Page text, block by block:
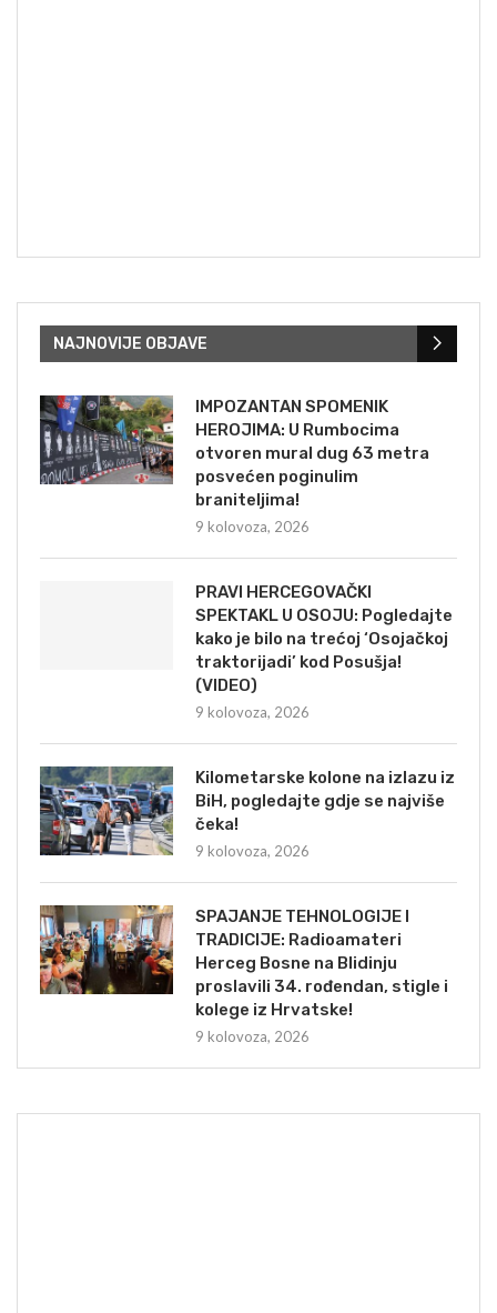
NAJNOVIJE OBJAVE
IMPOZANTAN SPOMENIK
HEROJIMA: U Rumbocima
otvoren mural dug 63 metra
posvećen poginulim
braniteljima!
9 kolovoza, 2026
PRAVI HERCEGOVAČKI
SPEKTAKL U OSOJU: Pogledajte
kako je bilo na trećoj ‘Osojačkoj
traktorijadi’ kod Posušja!
(VIDEO)
9 kolovoza, 2026
Kilometarske kolone na izlazu iz
BiH, pogledajte gdje se najviše
čeka!
9 kolovoza, 2026
SPAJANJE TEHNOLOGIJE I
TRADICIJE: Radioamateri
Herceg Bosne na Blidinju
proslavili 34. rođendan, stigle i
kolege iz Hrvatske!
9 kolovoza, 2026